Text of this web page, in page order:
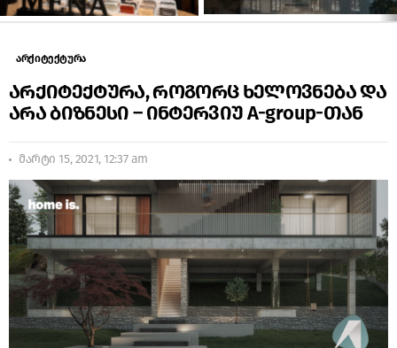
არქიტექტურა
არქიტექტურა, როგორც ხელოვნება და
არა ბიზნესი – ინტერვიუ A-group-თან
მარტი 15, 2021, 12:37 am